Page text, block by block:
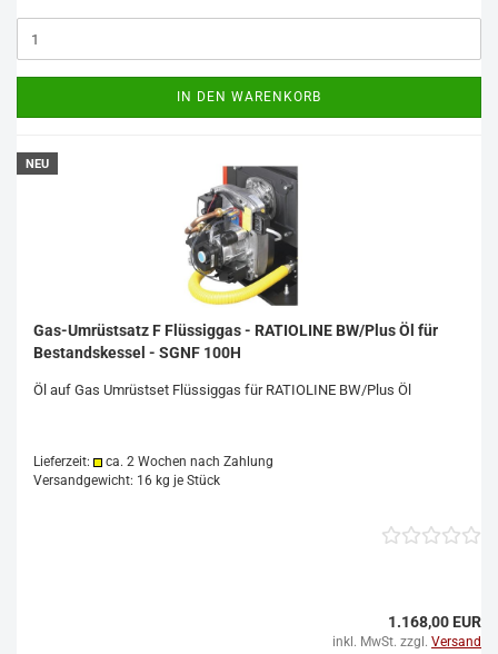
IN DEN WARENKORB
NEU
Gas-Umrüstsatz F Flüssiggas - RATIOLINE BW/Plus Öl für
Bestandskessel - SGNF 100H
Öl auf Gas Umrüstset Flüssiggas für RATIOLINE BW/Plus Öl
Lieferzeit:
ca. 2 Wochen nach Zahlung
Versandgewicht: 16 kg je Stück
1.168,00 EUR
inkl. MwSt. zzgl. Versand